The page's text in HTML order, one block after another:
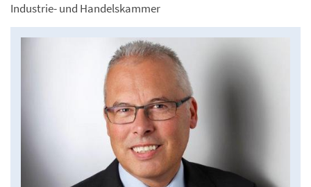
Industrie- und Handelskammer